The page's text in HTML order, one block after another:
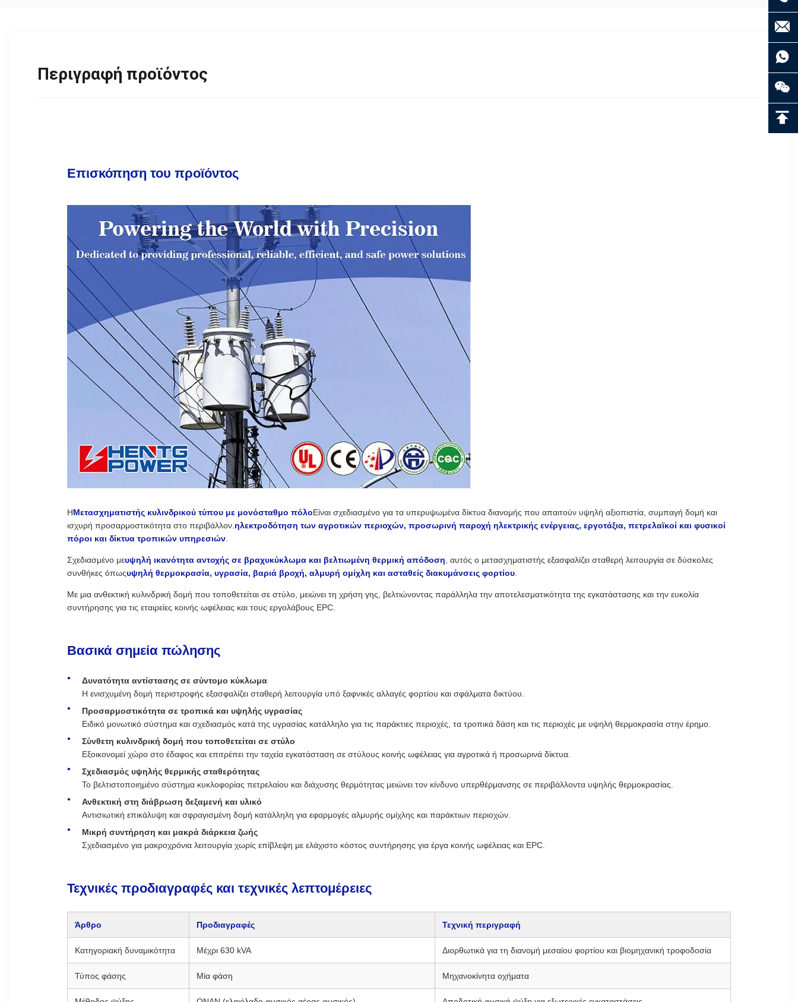
Περιγραφή προϊόντος
Επισκόπηση του προϊόντος
ΗΜετασχηματιστής κυλινδρικού τύπου με μονόσταθμο πόλοΕίναι σχεδιασμένο για τα υπερυψωμένα δίκτυα διανομής που απαιτούν υψηλή αξιοπιστία, συμπαγή δομή και
ισχυρή προσαρμοστικότητα στο περιβάλλον. ηλεκτροδότηση των αγροτικών περιοχών, προσωρινή παροχή ηλεκτρικής ενέργειας, εργοτάξια, πετρελαϊκοί και φυσικοί
πόροι και δίκτυα τροπικών υπηρεσιών
Σχεδιασμένο μευψηλή ικανότητα αντοχής σε βραχυκύκλωμα και βελτιωμένη θερμική απόδοση , αυτός ο μετασχηματιστής εξασφαλίζει σταθερή λειτουργία σε δύσκολες
συνθήκες όπωςυψηλή θερμοκρασία, υγρασία, βαριά βροχή, αλμυρή ομίχλη και ασταθείς διακυμάνσεις φορτίου
Με μια ανθεκτική κυλινδρική δομή που τοποθετείται σε στύλο, μειώνει τη χρήση γης, βελτιώνοντας παράλληλα την αποτελεσματικότητα της εγκατάστασης και την ευκολία
συντήρησης για τις εταιρείες κοινής ωφέλειας και τους εργολάβους EPC.
Βασικά σημεία πώλησης
Δυνατότητα αντίστασης σε σύντομο κύκλωμα
Η ενισχυμένη δομή περιστροφής εξασφαλίζει σταθερή λειτουργία υπό ξαφνικές αλλαγές φορτίου και σφάλματα δικτύου.
Προσαρμοστικότητα σε τροπικά και υψηλής υγρασίας
Ειδικό μονωτικό σύστημα και σχεδιασμός κατά της υγρασίας κατάλληλο για τις παράκτιες περιοχές, τα τροπικά δάση και τις περιοχές με υψηλή θερμοκρασία στην έρημο.
Σύνθετη κυλινδρική δομή που τοποθετείται σε στύλο
Εξοικονομεί χώρο στο έδαφος και επιτρέπει την ταχεία εγκατάσταση σε στύλους κοινής ωφέλειας για αγροτικά ή προσωρινά δίκτυα.
Σχεδιασμός υψηλής θερμικής σταθερότητας
Το βελτιστοποιημένο σύστημα κυκλοφορίας πετρελαίου και διάχυσης θερμότητας μειώνει τον κίνδυνο υπερθέρμανσης σε περιβάλλοντα υψηλής θερμοκρασίας.
Ανθεκτική στη διάβρωση δεξαμενή και υλικό
Αντισιωτική επικάλυψη και σφραγισμένη δομή κατάλληλη για εφαρμογές αλμυρής ομίχλης και παράκτιων περιοχών.
Μικρή συντήρηση και μακρά διάρκεια ζωής
Σχεδιασμένο για μακροχρόνια λειτουργία χωρίς επίβλεψη με ελάχιστο κόστος συντήρησης για έργα κοινής ωφέλειας και EPC.
Τεχνικές προδιαγραφές και τεχνικές λεπτομέρειες
Άρθρο Προδιαγραφές Τεχνική περιγραφή
Κατηγοριακή δυναμικότητα Μέχρι 630 kVA Διορθωτικά για τη διανομή μεσαίου φορτίου και βιομηχανική τροφοδοσία
Τύπος φάσης Μία φάση Μηχανοκίνητα οχήματα